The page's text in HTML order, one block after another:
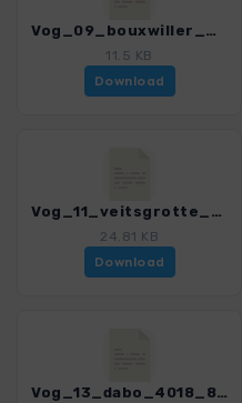
Vog_09_bouxwiller_4018_8.gpx
11.5 KB
Download
Vog_11_veitsgrotte_4018_8.gpx
24.81 KB
Download
Vog_13_dabo_4018_8.gpx